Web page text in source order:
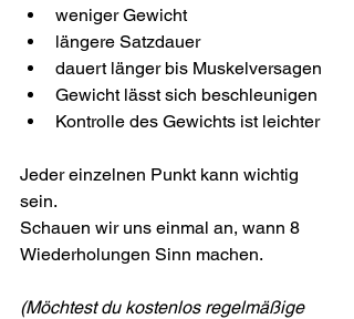
weniger Gewicht
längere Satzdauer
dauert länger bis Muskelversagen
Gewicht lässt sich beschleunigen
Kontrolle des Gewichts ist leichter
Jeder einzelnen Punkt kann wichtig
sein.
Schauen wir uns einmal an, wann 8
Wiederholungen Sinn machen.
(Möchtest du kostenlos regelmäßige